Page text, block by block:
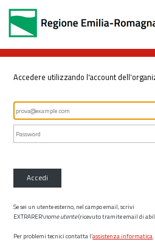
Accedere utilizzando l'account
Accedi
Se sei un utente esterno, nel campo email, scrivi
EXTRARER\nome utente(ricevuto tramite email di
Per problemi tecnici contatta l’assistenza informatica.